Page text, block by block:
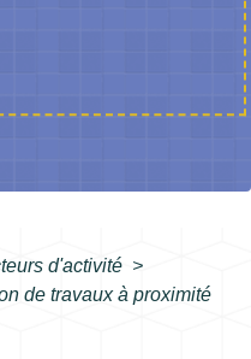
d'activité >
de travaux à proximité